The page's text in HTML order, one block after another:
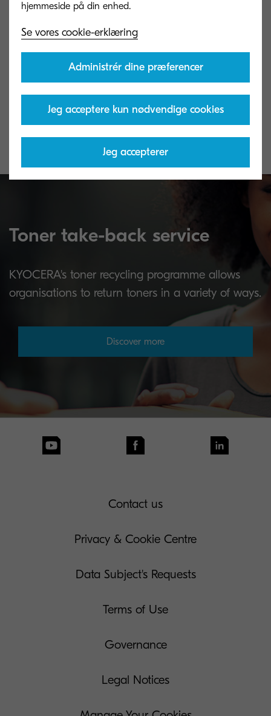
Black toner yield 10,000 pages in
accordance with 5 % coverage.
Magenta toner
Toner take-back service
KYOCERA's toner recycling programme allows
organisations to return toners in a variety of ways.
Discover more
Contact us
Privacy & Cookie Centre
Data Subject's Requests
Terms of Use
Governance
Legal Notices
Se vores cookie-erklæring
Administrér dine præferencer
Jeg acceptere kun nødvendige cookies
Jeg accepterer